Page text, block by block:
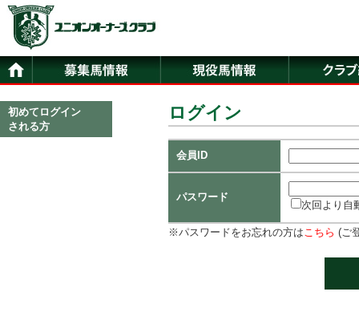
初めてログイン
される方
ログイン
会員ID
パスワード
次回より自
※パスワードをお忘れの方はこちら (ご